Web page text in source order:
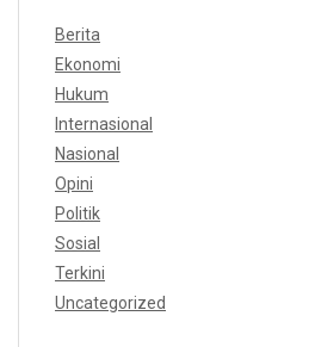
Berita
Ekonomi
Hukum
Internasional
Nasional
Opini
Politik
Sosial
Terkini
Uncategorized